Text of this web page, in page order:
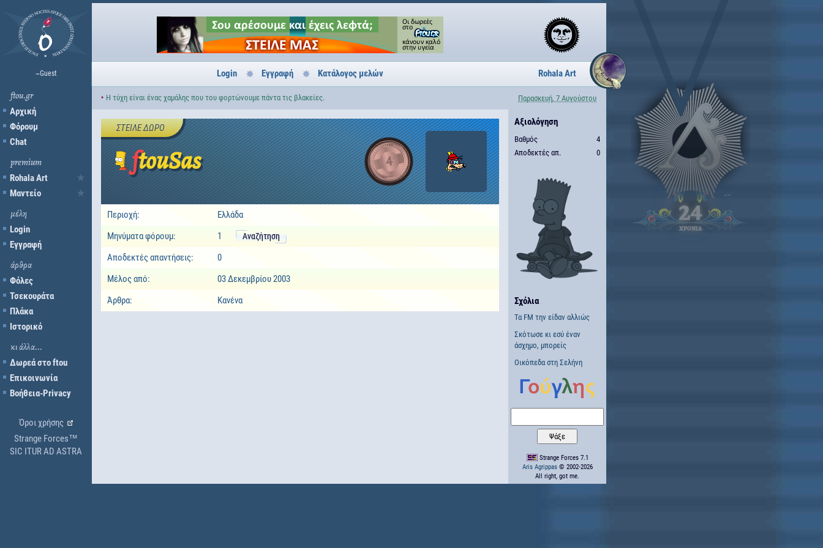
~Guest
ftou.gr
Αρχική
Φόρουμ
Chat
premium
Rohala Art
Μαντείο
μέλη
Login
Εγγραφή
άρθρα
Φόλες
Τσεκουράτα
Πλάκα
Ιστορικό
κι άλλα...
Δωρεά στο ftou
Επικοινωνία
Βοήθεια-Privacy
Όροι χρήσης
Strange Forces™
SIC ITUR AD ASTRA
Login Εγγραφή Κατάλογος μελών Rohala Art
‣ Η τύχη είναι ένας χαμάλης που του φορτώνουμε πάντα τις βλακείες. Παρασκευή, 7 Αυγούστου
ftouSas 4
ΣΤΕΊΛΕ ΔΏΡΟ
Περιοχή:
Ελλάδα
Μηνύματα φόρουμ:
1 Αναζήτηση
Αποδεκτές απαντήσεις:
0
Μέλος από:
03 Δεκεμβρίου 2003
Άρθρα:
Κανένα
Αξιολόγηση
Βαθμός
4
Αποδεκτές απ.
0
Σχόλια
Τα FM την είδαν αλλιώς
Σκότωσε κι εσύ έναν
άσχημο, μπορείς
Οικόπεδα στη Σελήνη
Strange Forces 7.1
Aris Agrippas© 2002-2026
All right, got me.
24
ΧΡΟΝΙΑ